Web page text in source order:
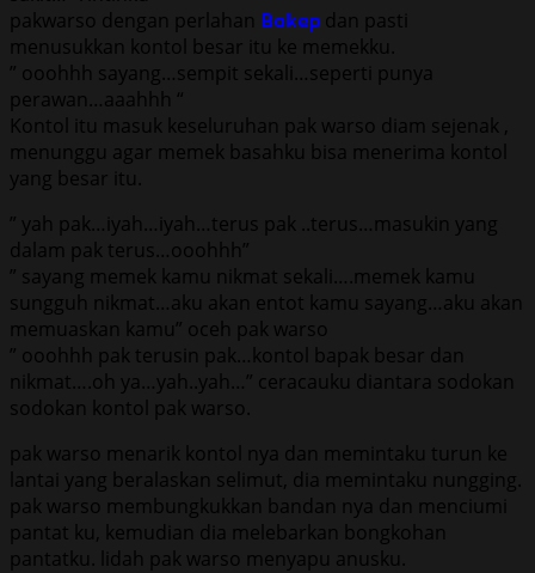
pakwarso dengan perlahan Bokep dan pasti
menusukkan kontol besar itu ke memekku.
” ooohhh sayang…sempit sekali…seperti punya
perawan…aaahhh “
Kontol itu masuk keseluruhan pak warso diam sejenak ,
menunggu agar memek basahku bisa menerima kontol
yang besar itu.
” yah pak…iyah…iyah…terus pak ..terus…masukin yang
dalam pak terus…ooohhh”
” sayang memek kamu nikmat sekali….memek kamu
sungguh nikmat…aku akan entot kamu sayang…aku akan
memuaskan kamu” oceh pak warso
” ooohhh pak terusin pak…kontol bapak besar dan
nikmat….oh ya…yah..yah…” ceracauku diantara sodokan
sodokan kontol pak warso.
pak warso menarik kontol nya dan memintaku turun ke
lantai yang beralaskan selimut, dia memintaku nungging.
pak warso membungkukkan bandan nya dan menciumi
pantat ku, kemudian dia melebarkan bongkohan
pantatku. lidah pak warso menyapu anusku.